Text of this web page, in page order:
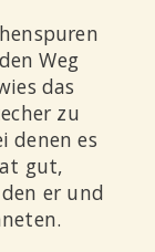
Weg
das
zu
denen es
gut,
er und